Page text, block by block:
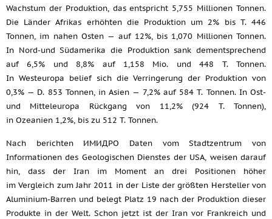
Wachstum der Produktion, das entspricht 5,755 Millionen Tonnen.
Die Länder Afrikas erhöhten die Produktion um 2% bis T. 446
Tonnen, im nahen Osten — auf 12%, bis 1,070 Millionen Tonnen.
In Nord-und Südamerika die Produktion sank dementsprechend
auf 6,5% und 8,8% auf 1,158 Mio. und 448 T. Tonnen.
In Westeuropa belief sich die Verringerung der Produktion von
0,3% — D. 853 Tonnen, in Asien — 7,2% auf 584 T. Tonnen. In Ost-
und Mitteleuropa Rückgang von 11,2% (924 T. Tonnen),
in Ozeanien 1,2%, bis zu 512 T. Tonnen.
Nach berichten ИМИДРО Daten vom Stadtzentrum von
Informationen des Geologischen Dienstes der USA, weisen darauf
hin, dass der Iran im Moment an drei Positionen höher
im Vergleich zum Jahr 2011 in der Liste der größten Hersteller von
Aluminium-Barren und belegt Platz 19 nach der Produktion dieser
Produkte in der Welt. Schon jetzt ist der Iran vor Frankreich und